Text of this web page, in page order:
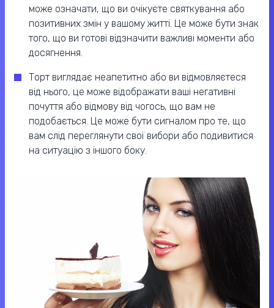
може означати, що ви очікуєте святкування або
позитивних змін у вашому житті. Це може бути знак
того, що ви готові відзначити важливі моменти або
досягнення.
Торт виглядає неапетитно або ви відмовляєтеся
від нього, це може відображати ваші негативні
почуття або відмову від чогось, що вам не
подобається. Це може бути сигналом про те, що
вам слід переглянути свої вибори або подивитися
на ситуацію з іншого боку.